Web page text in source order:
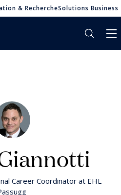
& RechercheSolutions Business
Career Coordinator at EHL